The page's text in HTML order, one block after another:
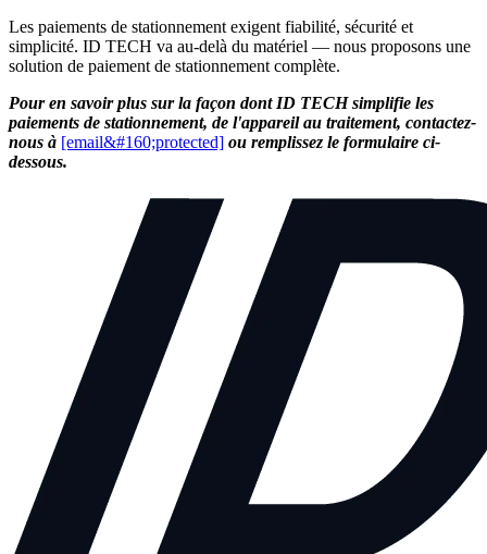
Les paiements de stationnement exigent fiabilité, sécurité et
simplicité. ID TECH va au-delà du matériel — nous proposons une
solution de paiement de stationnement complète.
Pour en savoir plus sur la façon dont ID TECH simplifie les
paiements de stationnement, de l'appareil au traitement, contactez-
nous à [email&#160;protected] ou remplissez le formulaire ci-
dessous.